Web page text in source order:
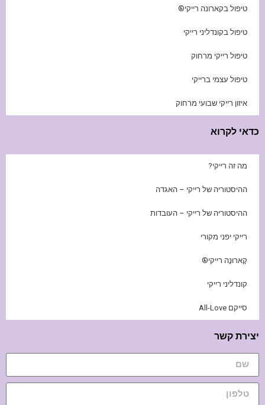
טיפול בקארונה רייקי®
טיפול בקונדליני רייקי
טיפול רייקי מרחוק
טיפול עצמי ברייקי
איזון רייקי שבועי מרחוק
כדאי לקרוא
מה זה רייקי?
ההיסטוריה של רייקי – האגדה
ההיסטוריה של רייקי – העובדות
רייקי יפני מקורי
קָארוּנָה רייקי®
קונדליני רייקי
סייקם All-Love
יצירת קשר